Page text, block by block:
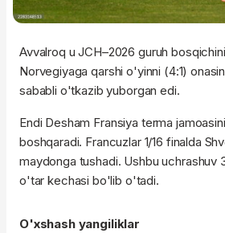
Avvalroq u JCH–2026 guruh
Norvegiyaga qarshi o'yinni (4:1)
sababli o'tkazib yuborgan edi.
Endi Desham Fransiya terma
boshqaradi. Francuzlar 1/16 finalda
maydonga tushadi. Ushbu uchrashuv
o'tar kechasi bo'lib o'tadi.
O'xshash yangiliklar